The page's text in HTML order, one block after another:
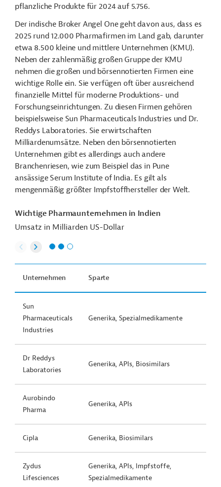
pflanzliche Produkte für 2024 auf 5.756.
Der indische Broker Angel One geht davon aus, dass es
2025 rund 12.000 Pharmafirmen im Land gab, darunter
etwa 8.500 kleine und mittlere Unternehmen (KMU).
Neben der zahlenmäßig großen Gruppe der KMU
nehmen die großen und börsennotierten Firmen eine
wichtige Rolle ein. Sie verfügen oft über ausreichend
finanzielle Mittel für moderne Produktions- und
Forschungseinrichtungen. Zu diesen Firmen gehören
beispielsweise Sun Pharmaceuticals Industries und Dr.
Reddys Laboratories. Sie erwirtschaften
Milliardenumsätze. Neben den börsennotierten
Unternehmen gibt es allerdings auch andere
Branchenriesen, wie zum Beispiel das in Pune
ansässige Serum Institute of India. Es gilt als
mengenmäßig größter Impfstoffhersteller der Welt.
Wichtige Pharmaunternehmen in Indien
Umsatz in Milliarden US-Dollar
Unternehmen Sparte
Sun
Pharmaceuticals
Industries
Generika, Spezialmedikamente
Dr Reddys
Laboratories
Generika, APIs, Biosimilars
Aurobindo
Pharma
Generika, APIs
Cipla Generika, Biosimilars
Zydus
Lifesciences
Generika, APIs, Impfstoffe,
Spezialmedikamente